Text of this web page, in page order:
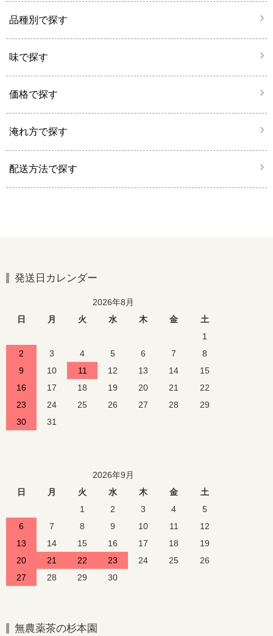
品種別で探す
味で探す
価格で探す
淹れ方で探す
配送方法で探す
無農薬茶の杉本園
発送日カレンダー
2026年8月
日
月 火 水 木 金
土
1
2
3 4 5 6 7
8
9
10 11 12 13 14
15
16
17 18 19 20 21
22
23
24 25 26 27 28
29
30
31
2026年9月
日
月 火 水 木 金
土
1
2 3 4
5
6
7 8 9 10 11
12
13
14 15 16 17 18
19
20
21 22 23 24 25
26
27
28 29 30